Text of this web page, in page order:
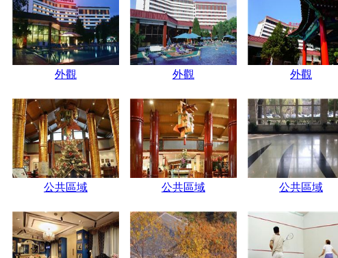
外觀 外觀 外觀
公共區域 公共區域 公共區域